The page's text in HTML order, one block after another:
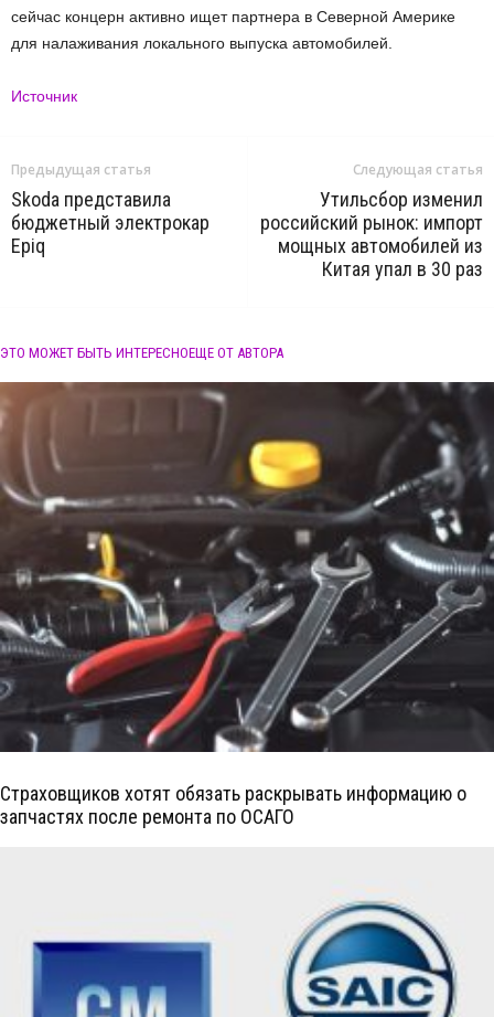
сейчас концерн активно ищет партнера в Северной Америке
для налаживания локального выпуска автомобилей.
Источник
Предыдущая статья
Skoda представила
бюджетный электрокар
Epiq
Следующая статья
Утильсбор изменил
российский рынок: импорт
мощных автомобилей из
Китая упал в 30 раз
ЭТО МОЖЕТ БЫТЬ ИНТЕРЕСНОЕЩЕ ОТ АВТОРА
Страховщиков хотят обязать раскрывать информацию о
запчастях после ремонта по ОСАГО